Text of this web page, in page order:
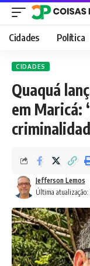
Cidades Política
CIDADES
Quaquá
em Maricá:
Última atualização:
Jefferson Lemos